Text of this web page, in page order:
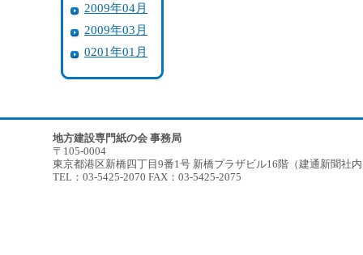
2009年04月
2009年03月
0201年01月
地方建設専門紙の会 事務局
〒105-0004
東京都港区新橋四丁目9番1号 新橋プラザビル16階（建通新聞社
TEL：03-5425-2070 FAX：03-5425-2075